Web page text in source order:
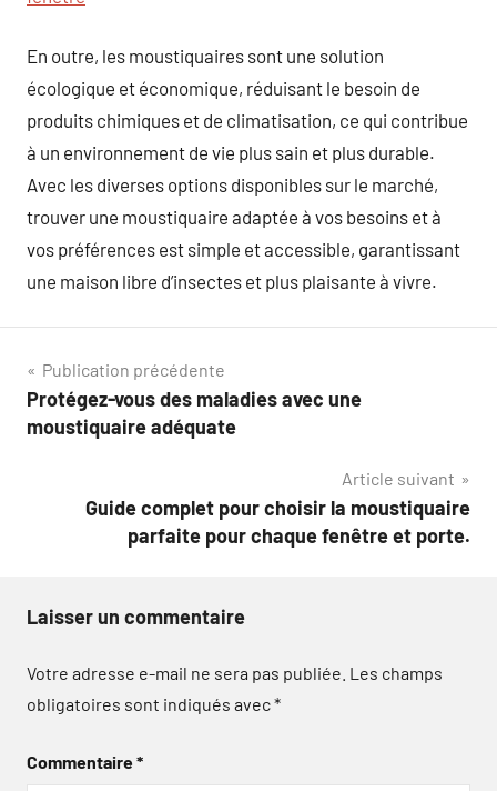
En outre, les moustiquaires sont une solution
écologique et économique, réduisant le besoin de
produits chimiques et de climatisation, ce qui contribue
à un environnement de vie plus sain et plus durable.
Avec les diverses options disponibles sur le marché,
trouver une moustiquaire adaptée à vos besoins et à
vos préférences est simple et accessible, garantissant
une maison libre d’insectes et plus plaisante à vivre.
Navigation
de
Publication précédente
Protégez-vous des maladies avec une
moustiquaire adéquate
Article suivant
Guide complet pour choisir la moustiquaire
parfaite pour chaque fenêtre et porte.
Laisser un commentaire
Votre adresse e-mail ne sera pas publiée. Les champs
obligatoires sont indiqués avec*
Commentaire*